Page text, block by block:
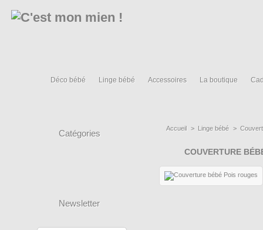
Déco bébé Linge bébé Accessoires La boutique
Catégories
Newsletter
Accueil > Linge bébé >
COUVERTURE